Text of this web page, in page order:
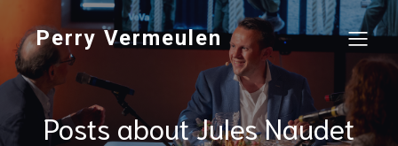
Perry Vermeulen
Posts about Jules Naudet